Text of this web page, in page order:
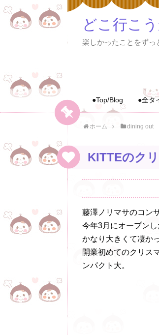
どこ行こ
楽しかったことをずっ
●Top/Blog ●全タ
ホーム dining out
KITTEのク
藤澤ノリマサのコン
今年3月にオープン
かなり大きくて凄か
開業初めてのクリス
ンパクト大。